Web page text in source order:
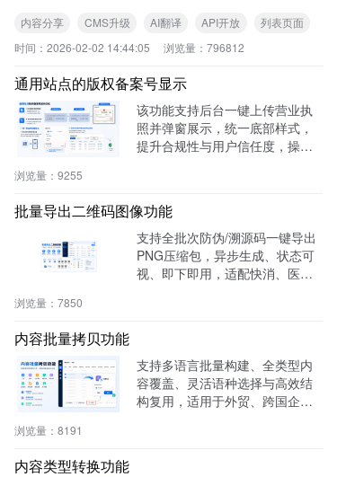
化。
内容分享 CMS升级 AI翻译 API开放
列表页面
时间： 2026-02-02 14:44:05 浏览量： 796812
通用站点的版权备案号显示
该功能支持后台一键上传营业执
照并弹窗展示，统一底部样式，
提升合规性与用户信任度，操作
浏览量： 9255
批量导出二维码图像功能
支持全批次防伪/溯源码一键导出
PNG压缩包，异步生成、状态可
视、即下即用，适配快消、医
浏览量： 7850
内容批量拷贝功能
支持多语言批量构建、全类型内
容覆盖、灵活语种选择与高效结
构复用，适用于外贸、跨国企
浏览量： 8191
内容类型转换功能